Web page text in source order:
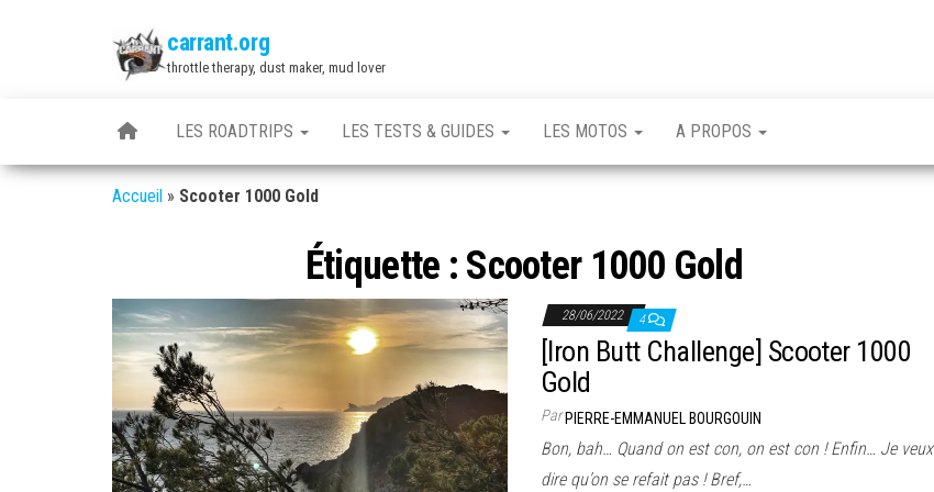
carrant.org
throttle therapy, dust maker, mud lover
LES ROADTRIPS LES TESTS & GUIDES LES MOTOS A PROPOS
Accueil » Scooter 1000 Gold
Étiquette : Scooter 1000 Gold
28/06/2022 4
[Iron Butt Challenge] Scooter 1000
Gold
ParPIERRE-EMMANUEL BOURGOUIN
Bon, bah… Quand on est con, on est con ! Enfin… Je veux
dire qu’on se refait pas ! Bref,…